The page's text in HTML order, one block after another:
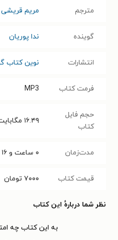
مترجم مریم قریشی
گوینده ندا پوریان
انتشارات نوین کتاب
فرمت کتاب MP3
حجم فایل
کتاب
۱۶.۴۹
مدت‌زمان ۰ ساعت و ۱۶ دقیقه
قیمت کتاب ۷۰۰۰ تومان
نظر شما دربارهٔ این کتاب
به این کتاب چه